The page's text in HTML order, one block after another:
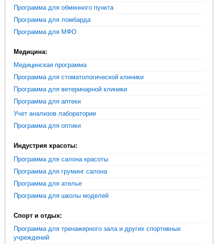
Программа для обменного пункта
Программа для ломбарда
Программа для МФО
Медицина:
Медицинская программа
Программа для стоматологической клиники
Программа для ветеринарной клиники
Программа для аптеки
Учет анализов лаборатории
Программа для оптики
Индустрия красоты:
Программа для салона красоты
Программа для груминг салона
Программа для ателье
Программа для школы моделей
Спорт и отдых:
Программа для тренажерного зала и других спортивных
учреждений